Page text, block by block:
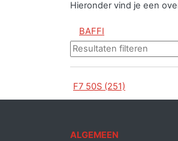
Hieronder vind je een
BAFFI
F7 50S (251)
ALGEMEEN